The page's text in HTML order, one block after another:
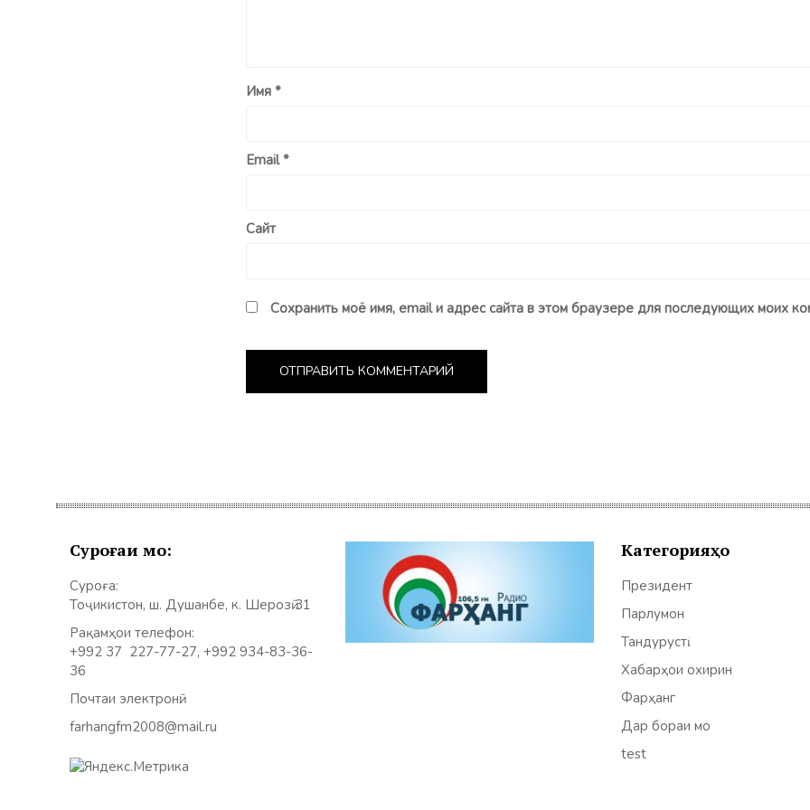
Имя *
Email*
Сайт
Сохранить моё имя, email и адрес сайта в этом браузере для последующих моих
Суроғаи мо:
Суроға:
Тоҷикистон, ш. Душанбе, к. Шерозӣ 31
Рақамҳои телефон:
+992 37 227-77-27, +992 934-83-36-
36
Почтаи электронӣ:
farhangfm2008@mail.ru
Категорияҳо
Президент
Парлумон
Тандурустӣ
Хабарҳои охирин
Фарҳанг
Дар бораи мо
test